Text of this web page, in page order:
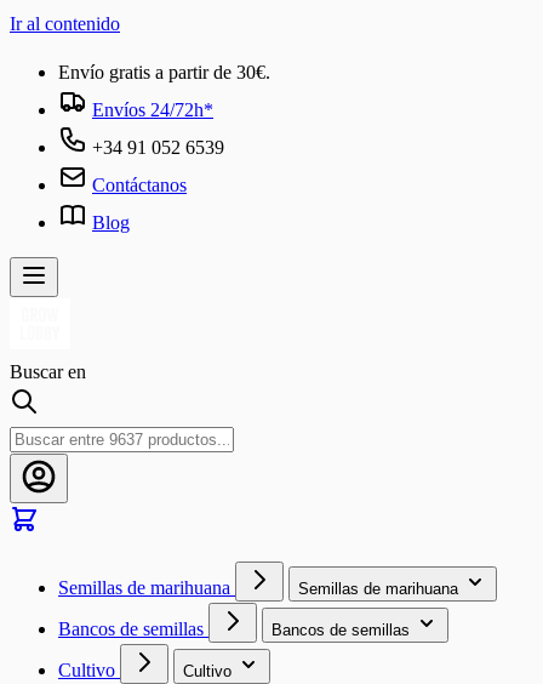
Ir al contenido
Envío gratis a partir de 30€.
Envíos 24/72h*
+34 91 052 6539
Contáctanos
Blog
Buscar en
Semillas de marihuana Semillas de marihuana
Bancos de semillas Bancos de semillas
Cultivo Cultivo